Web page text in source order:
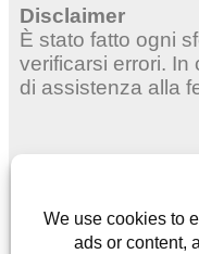
Disclaimer
È stato fatto ogni
verificarsi errori.
di assistenza alla